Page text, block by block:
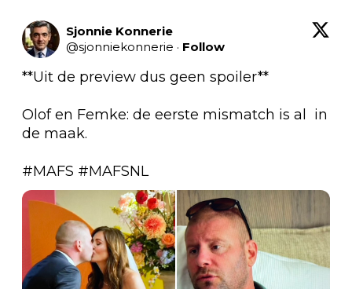
Sjonnie Konnerie
@sjonniekonnerie · Follow
**Uit de preview dus geen spoiler**
Olof en Femke: de eerste mismatch is al  in
de maak.
#MAFS #MAFSNL